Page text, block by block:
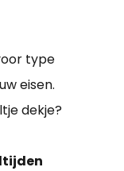
type
eisen.
dekje?